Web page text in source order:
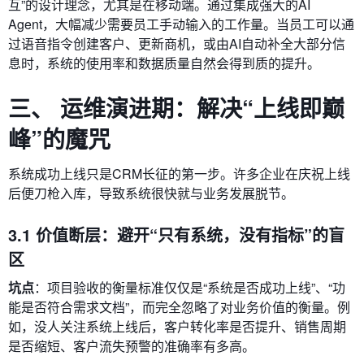
互”的设计理念，尤其是在移动端。通过集成强大的AI
Agent，大幅减少需要员工手动输入的工作量。当员工可以通
过语音指令创建客户、更新商机，或由AI自动补全大部分信
息时，系统的使用率和数据质量自然会得到质的提升。
三、 运维演进期：解决“上线即巅
峰”的魔咒
系统成功上线只是CRM长征的第一步。许多企业在庆祝上线
后便刀枪入库，导致系统很快就与业务发展脱节。
3.1 价值断层：避开“只有系统，没有指标”的盲
区
坑点：项目验收的衡量标准仅仅是“系统是否成功上线”、“功
能是否符合需求文档”，而完全忽略了对业务价值的衡量。例
如，没人关注系统上线后，客户转化率是否提升、销售周期
是否缩短、客户流失预警的准确率有多高。